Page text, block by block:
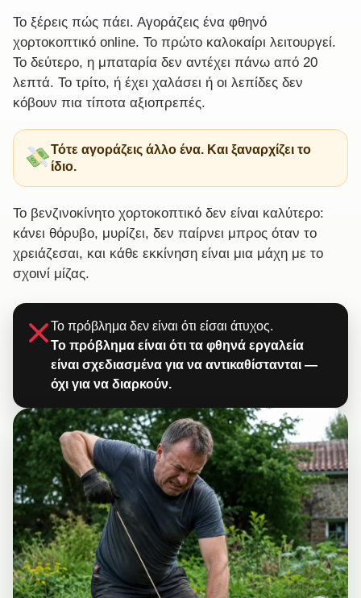
Το ξέρεις πώς πάει. Αγοράζεις ένα φθηνό
χορτοκοπτικό online. Το πρώτο καλοκαίρι λειτουργεί.
Το δεύτερο, η μπαταρία δεν αντέχει πάνω από 20
λεπτά. Το τρίτο, ή έχει χαλάσει ή οι λεπίδες δεν
κόβουν πια τίποτα αξιοπρεπές.
Τότε αγοράζεις άλλο ένα. Και ξαναρχίζει το
ίδιο.
Το βενζινοκίνητο χορτοκοπτικό δεν είναι καλύτερο:
κάνει θόρυβο, μυρίζει, δεν παίρνει μπρος όταν το
χρειάζεσαι, και κάθε εκκίνηση είναι μια μάχη με το
σχοινί μίζας.
Το πρόβλημα δεν είναι ότι είσαι άτυχος.
Το πρόβλημα είναι ότι τα φθηνά εργαλεία
είναι σχεδιασμένα για να αντικαθίστανται —
όχι για να διαρκούν.